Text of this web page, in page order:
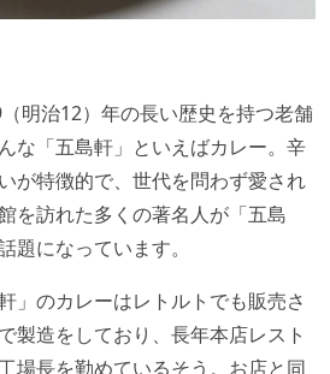
明治12）年の長い歴史を持つ老舗
な「五島軒」といえばカレー。辛
が特徴的で、世代を問わず愛され
を訪れた多くの著名人が「五島
題になっています。
」のカレーはレトルトでも販売さ
製造をしており、長年本店レスト
場長を勤めているそう。お店と同